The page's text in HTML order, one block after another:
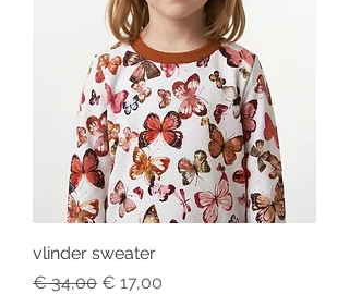
vlinder sweater
Regular Price
€ 34,00 Sale Price
€ 17,00